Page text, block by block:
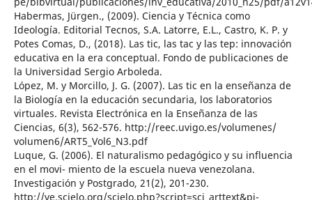
Habermas, Jürgen., (2009). Ciencia y Técnica como
Ideología. Editorial Tecnos, S.A. Latorre, E.L., Castro, K. P. y
Potes Comas, D., (2018). Las tic, las tac y las tep: innovación
educativa en la era conceptual. Fondo de publicaciones de
la Universidad Sergio Arboleda.
López, M. y Morcillo, J. G. (2007). Las tic en la enseñanza de
la Biología en la educación secundaria, los laboratorios
virtuales. Revista Electrónica en la Enseñanza de las
Ciencias, 6(3), 562-576. http://reec.uvigo.es/volumenes/
volumen6/ART5_Vol6_N3.pdf
Luque, G. (2006). El naturalismo pedagógico y su influencia
en el movi- miento de la escuela nueva venezolana.
Investigación y Postgrado, 21(2), 201-230.
http://ve.scielo.org/scielo.php?script=sci_arttext&pi-